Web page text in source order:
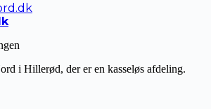
i Hillerød, der er en kasseløs afdeling.